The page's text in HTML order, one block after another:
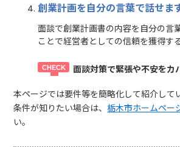
創業計画を自分の言葉で話せま
面談で創業計画書の内容を自分の言
ことで経営者としての信頼を獲得す
面談対策で緊張や不安をカ
本ページでは要件等を簡略化して紹介して
条件が知りたい場合は、栃木市ホームペー
い。